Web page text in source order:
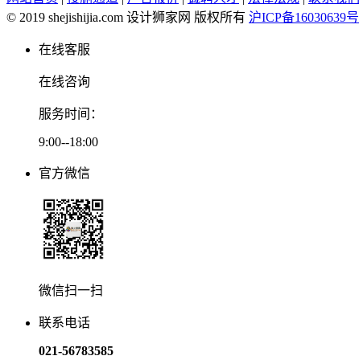
© 2019 shejishijia.com 设计狮家网 版权所有 沪ICP备16030639号
在线客服
在线咨询
服务时间：
9:00--18:00
官方微信
微信扫一扫
联系电话
021-56783585